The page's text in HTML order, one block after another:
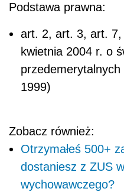
Podstawa prawna:
art. 2, art. 3, art.
kwietnia 2004 r. o
1999)
Zobacz również:
Otrzymałeś 500+
dostaniesz z ZUS
wychowawczego?